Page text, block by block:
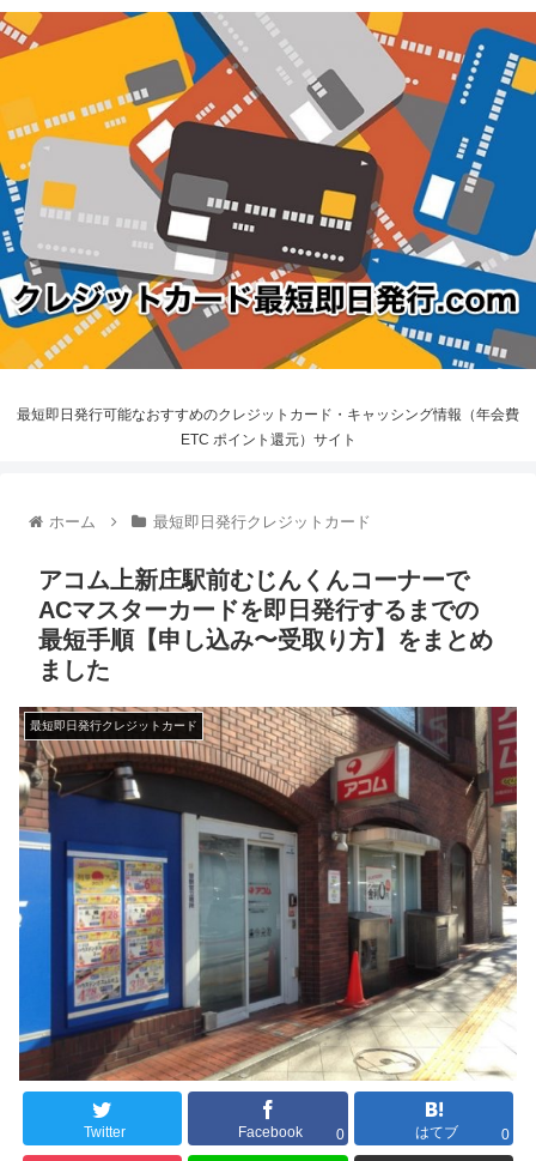
最短即日発行可能なおすすめのクレジットカード・キャッシング情報（年会費
ETC ポイント還元）サイト
ホーム 最短即日発行クレジットカード
アコム上新庄駅前むじんくんコーナーで
ACマスターカードを即日発行するまでの
最短手順【申し込み〜受取り方】をまとめ
ました
最短即日発行クレジットカード
Twitter Facebook 0 はてブ 0